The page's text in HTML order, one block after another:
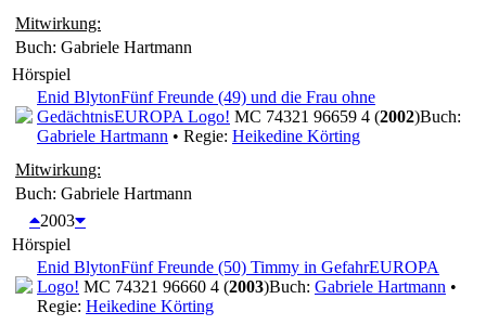
Mitwirkung:
Buch: Gabriele Hartmann
Hörspiel
Enid BlytonFünf Freunde (49) und die Frau ohne
GedächtnisEUROPA Logo! MC 74321 96659 4 (2002)Buch:
Gabriele Hartmann • Regie: Heikedine Körting
Mitwirkung:
Buch: Gabriele Hartmann
2003
Hörspiel
Enid BlytonFünf Freunde (50) Timmy in GefahrEUROPA
Logo! MC 74321 96660 4 (2003)Buch: Gabriele Hartmann •
Regie: Heikedine Körting